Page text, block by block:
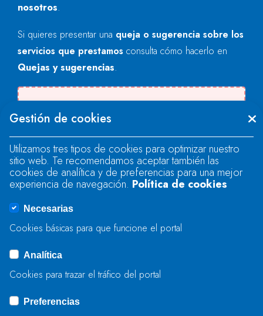
nosotros.
Si quieres presentar una queja o sugerencia sobre los
servicios que prestamos consulta cómo hacerlo en
Quejas y sugerencias.
"text".
Se produjo un error al cargar el campo
"text".
Se produjo un error al cargar el campo
ENVIAR
Gestión de cookies
Utilizamos tres tipos de cookies para optimizar nuestro
sitio web. Te recomendamos aceptar también las
cookies de analítica y de preferencias para una mejor
experiencia de navegación. Política de cookies
Necesarias
Cookies básicas para que funcione el portal
Analítica
Cookies para trazar el tráfico del portal
Preferencias